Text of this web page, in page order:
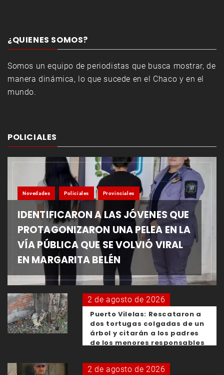
¿QUIENES SOMOS?
Somos un equipo de periodistas que busca mostrar, de
manera dinámica, lo que sucede en el Chaco y en el
mundo.
POLICIALES
Novedades Policiales Provinciales
IDENTIFICARON A LAS JÓVENES QUE
PROTAGONIZARON UNA PELEA EN LA
VÍA PÚBLICA QUE SE VOLVIÓ VIRAL
EN MARGARITA BELÉN
2 de agosto de 2026
Puerto Vilelas: Rescataron a
dos tortugas colgadas de un
árbol y citarán a los padres
de los menores responsables
2 de agosto de 2026